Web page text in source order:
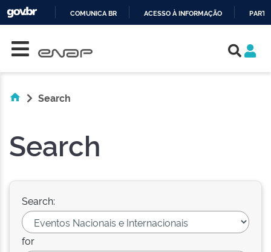
COMUNICA BR ACESSO À INFORMAÇÃO
Search
Search
Search:
for